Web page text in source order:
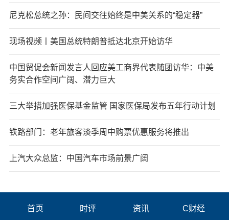
尼克松总统之孙：民间交往始终是中美关系的“稳定器”
现场视频丨美国总统特朗普抵达北京开始访华
中国贸促会新闻发言人回应美工商界代表随团访华：中美
务实合作空间广阔、潜力巨大
三大举措加强医保基金监管 国家医保局发布五年行动计划
铁路部门：老年旅客淡季周中购票优惠服务将推出
上汽大众总监：中国汽车市场前景广阔
首页 时评 资讯 C财经